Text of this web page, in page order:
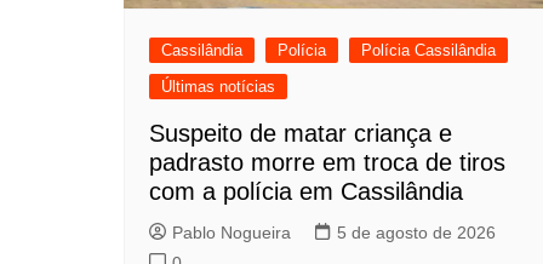
Cassilândia Polícia
Polícia Cassilândia
Últimas notícias
Suspeito de matar criança e
padrasto morre em troca de tiros
com a polícia em Cassilândia
Pablo Nogueira
5 de agosto de 2026